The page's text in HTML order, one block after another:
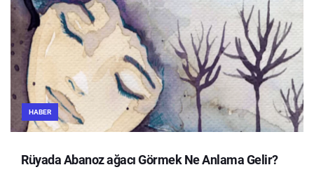
HABER
Rüyada Abanoz ağacı Görmek Ne Anlama Gelir?